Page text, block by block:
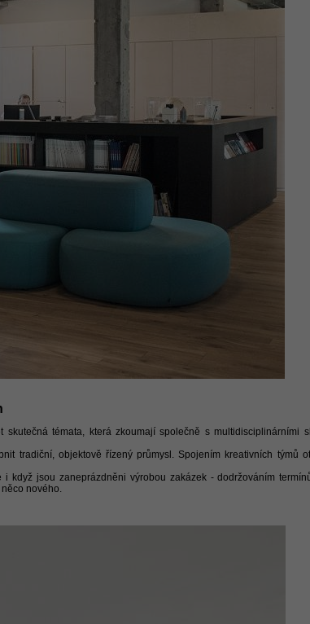
témata, která zkoumají společně s multidisciplinárními
tradiční, objektově řízený průmysl. Spojením kreativních týmů
když jsou zaneprázdněni výrobou zakázek - dodržováním
nového.